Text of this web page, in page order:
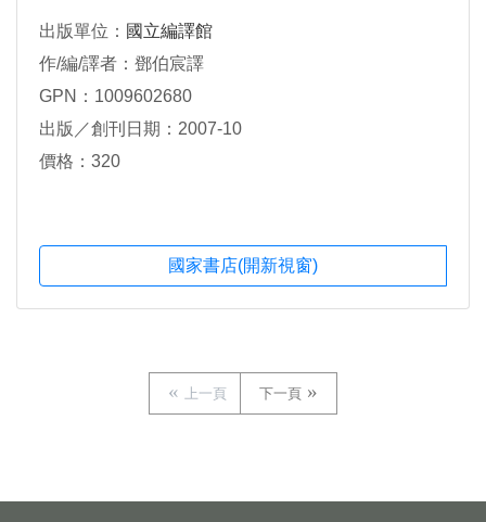
出版單位： 國立編譯館
作/編/譯者：鄧伯宸譯
GPN：1009602680
出版／創刊日期：2007-10
價格：320
國家書店(開新視窗)
上一頁 下一頁